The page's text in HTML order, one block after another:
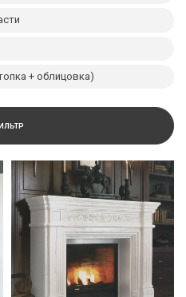
+ облицовка)